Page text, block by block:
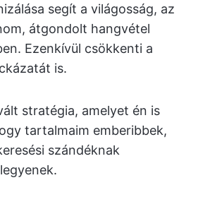
segít a világosság, az
átgondolt hangvétel
Ezenkívül csökkenti a
is.
stratégia, amelyet én is
tartalmaim emberibbek,
szándéknak